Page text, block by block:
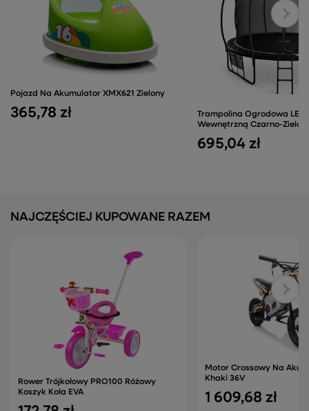
Pojazd Na Akumulator XMX621 Zielony
365,78 zł
Trampolina Ogrodowa
Wewnętrzną Czarno-
695,04 zł
NAJCZĘŚCIEJ KUPOWANE RAZEM
Rower Trójkołowy PRO100 Różowy
Koszyk Koła EVA
Motor Crossowy Na
Khaki 36V
1 609,68 zł